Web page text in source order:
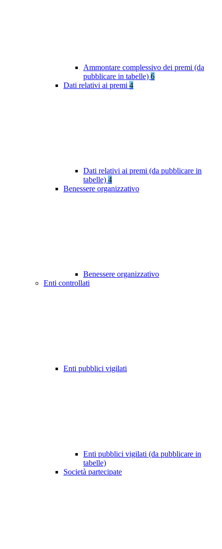
Ammontare complessivo dei premi (da
pubblicare in tabelle) 6
Dati relativi ai premi 4
Dati relativi ai premi (da pubblicare in
tabelle) 4
Benessere organizzativo
Benessere organizzativo
Enti controllati
Enti pubblici vigilati
Enti pubblici vigilati (da pubblicare in
tabelle)
Società partecipate